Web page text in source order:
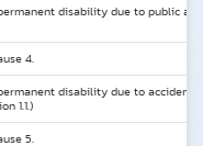
disability due to public
4.
disability due to accident
1.1.)
5.